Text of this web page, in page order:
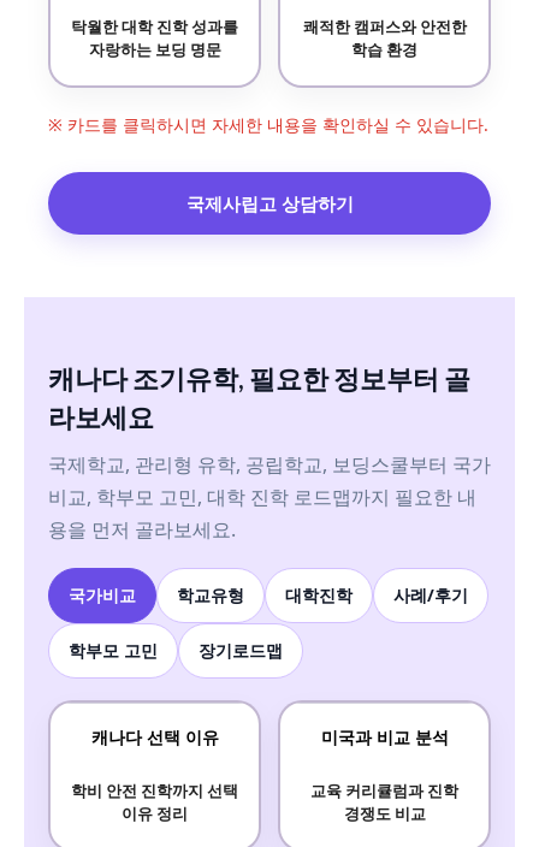
탁월한 대학 진학 성과를
자랑하는 보딩 명문
쾌적한 캠퍼스와 안전한
학습 환경
※ 카드를 클릭하시면 자세한 내용을 확인하실 수 있습니다.
국제사립고 상담하기
캐나다 조기유학, 필요한 정보부터 골
라보세요
국제학교, 관리형 유학, 공립학교, 보딩스쿨부터 국가
비교, 학부모 고민, 대학 진학 로드맵까지 필요한 내
용을 먼저 골라보세요.
국가비교 학교유형 대학진학 사례/후기
학부모 고민 장기로드맵
캐나다 선택 이유
학비 안전 진학까지 선택
이유 정리
미국과 비교 분석
교육 커리큘럼과 진학
경쟁도 비교